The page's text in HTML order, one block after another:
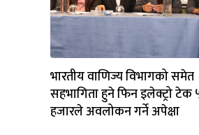
भारतीय वाणिज्य विभागको समेत
सहभागिता हुने फिन इलेक्ट्रो टेक
हजारले अवलोकन गर्ने अपेक्षा